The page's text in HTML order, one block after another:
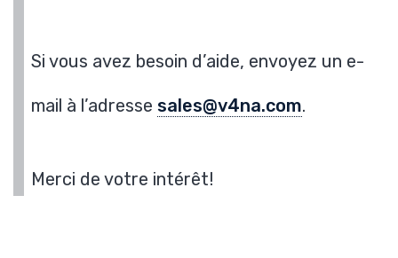
Si vous avez besoin d’aide, envoyez un e-
mail à l’adresse sales@v4na.com.
Merci de votre intérêt!